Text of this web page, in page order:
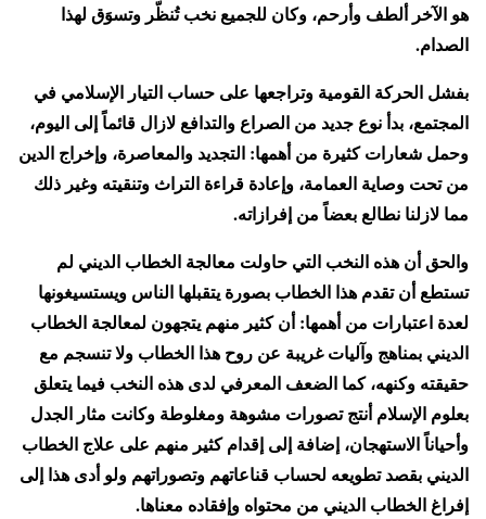
هو الآخر ألطف وأرحم، وكان للجميع نخب تُنظّر وتسوَق لهذا
الصدام.
بفشل الحركة القومية وتراجعها على حساب التيار الإسلامي في
المجتمع، بدأ نوع جديد من الصراع والتدافع لازال قائماً إلى اليوم،
وحمل شعارات كثيرة من أهمها: التجديد والمعاصرة، وإخراج الدين
من تحت وصاية العمامة، وإعادة قراءة التراث وتنقيته وغير ذلك
مما لازلنا نطالع بعضاً من إفرازاته.
والحق أن هذه النخب التي حاولت معالجة الخطاب الديني لم
تستطع أن تقدم هذا الخطاب بصورة يتقبلها الناس ويستسيغونها
لعدة اعتبارات من أهمها: أن كثير منهم يتجهون لمعالجة الخطاب
الديني بمناهج وآليات غريبة عن روح هذا الخطاب ولا تنسجم مع
حقيقته وكنهه، كما الضعف المعرفي لدى هذه النخب فيما يتعلق
بعلوم الإسلام أنتج تصورات مشوهة ومغلوطة وكانت مثار الجدل
وأحياناً الاستهجان، إضافة إلى إقدام كثير منهم على علاج الخطاب
الديني بقصد تطويعه لحساب قناعاتهم وتصوراتهم ولو أدى هذا إلى
إفراغ الخطاب الديني من محتواه وإفقاده معناها.